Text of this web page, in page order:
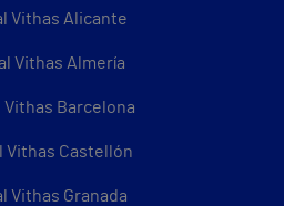
Vithas Alicante
Vithas Almería
Vithas Barcelona
Vithas Castellón
Vithas Granada